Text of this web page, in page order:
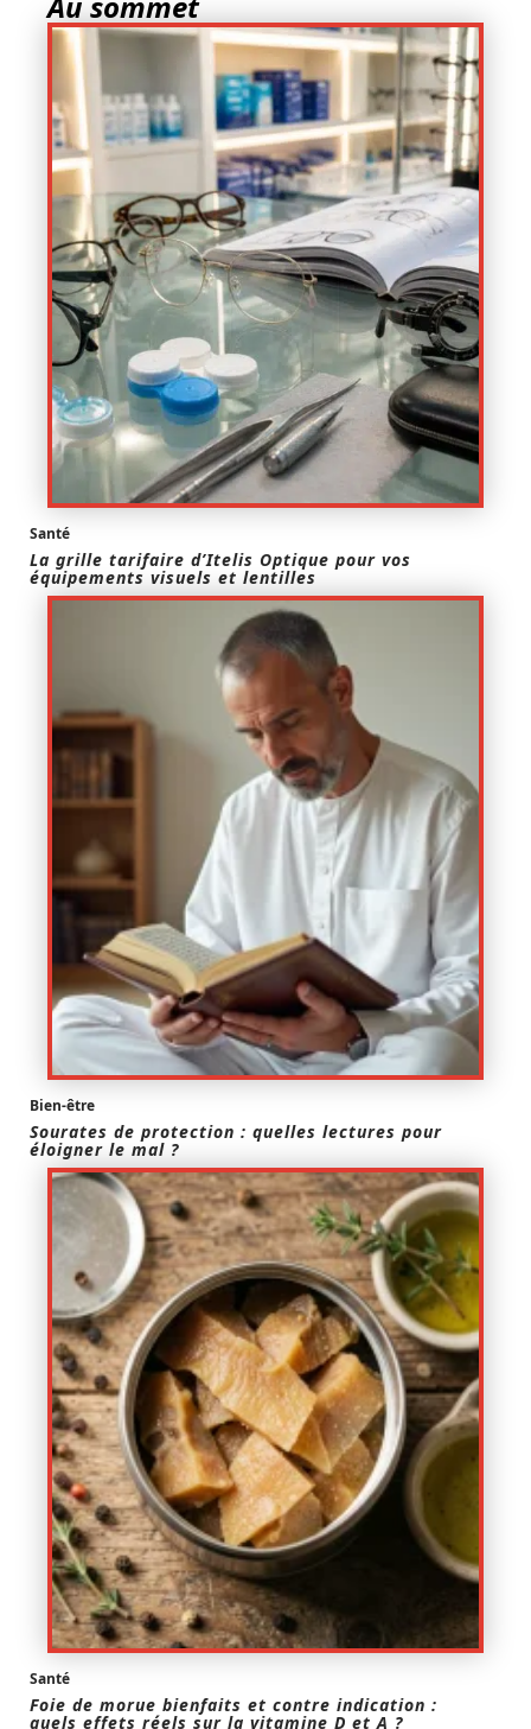
Santé
La grille tarifaire d’Itelis Optique pour vos
équipements visuels et lentilles
Bien-être
Sourates de protection : quelles lectures pour
éloigner le mal ?
Santé
Foie de morue bienfaits et contre indication :
quels effets réels sur la vitamine D et A ?